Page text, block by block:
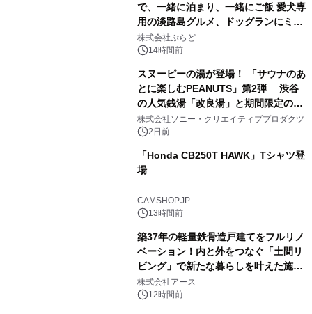
で、一緒に泊まり、一緒にご飯 愛犬専
用の淡路島グルメ、ドッグランにミニ
プール グランピングとトレーラーハウ
スの2施設で
株式会社ぷらど
14時間前
スヌーピーの湯が登場！ 「サウナのあ
とに楽しむPEANUTS」第2弾 渋谷
の人気銭湯「改良湯」と期間限定のコ
ラボレーション サウナイキタイコラ
ボグッズも発売決定！
株式会社ソニー・クリエイティブプロダクツ
2日前
「Honda CB250T HAWK」Tシャツ登
場
CAMSHOP.JP
13時間前
築37年の軽量鉄骨造戸建てをフルリノ
ベーション！内と外をつなぐ「土間リ
ビング」で新たな暮らしを叶えた施工
事例を株式会社アースが公開
株式会社アース
12時間前